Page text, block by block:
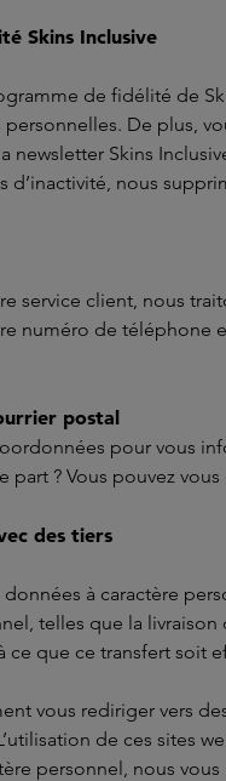
Skins Inclusive
de fidélité de
De plus,
newsletter Skins
d’inactivité, nous
service client, nous
numéro de téléphone
postal
pour vous
part ? Vous pouvez
des tiers
à caractère
telles que la
que ce transfert soit
vous rediriger vers
de ces sites
personnel, nous